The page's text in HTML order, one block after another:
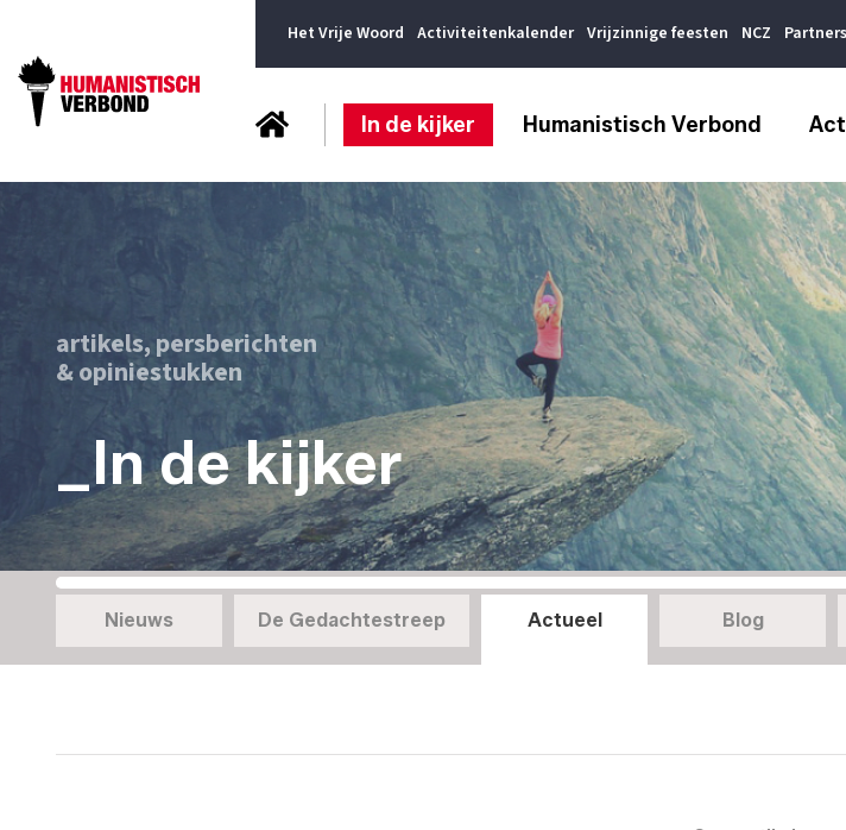
Het Vrije Woord Activiteitenkalender Vrijzinnige feesten NCZ Partners
In de kijker Humanistisch Verbond
artikels, persberichten
& opiniestukken
_In de kijker
Nieuws De Gedachtestreep Actueel Blog